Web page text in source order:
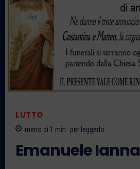
LUTTO
meno di 1 min. per leggerlo
Emanuele